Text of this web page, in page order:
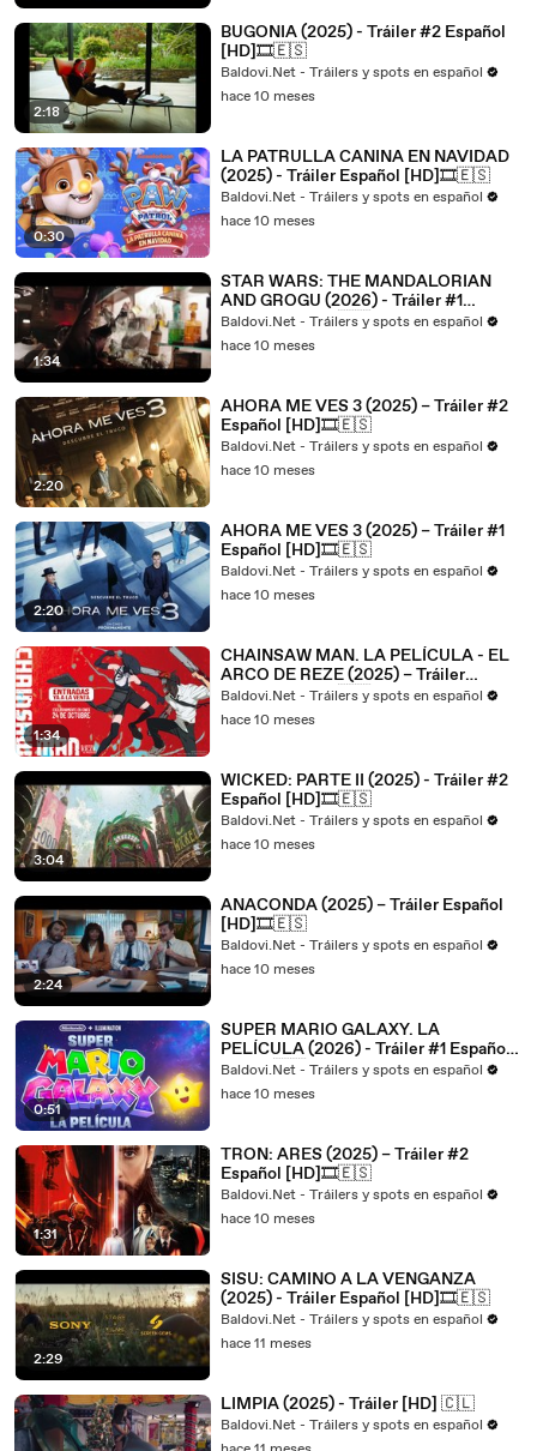
2:18
BUGONIA (2025) - Tráiler #2 Español
[HD]🎞️🇪🇸
Baldovi.Net - Tráilers y spots en español
hace 10 meses
0:30
LA PATRULLA CANINA EN NAVIDAD
(2025) - Tráiler Español [HD]🎞️🇪🇸
Baldovi.Net - Tráilers y spots en español
hace 10 meses
1:34
STAR WARS: THE MANDALORIAN
AND GROGU (2026) - Tráiler #1
Español [HD]🎞️🇪🇸
Baldovi.Net - Tráilers y spots en español
hace 10 meses
2:20
AHORA ME VES 3 (2025) – Tráiler #2
Español [HD]🎞️🇪🇸
Baldovi.Net - Tráilers y spots en español
hace 10 meses
2:20
AHORA ME VES 3 (2025) – Tráiler #1
Español [HD]🎞️🇪🇸
Baldovi.Net - Tráilers y spots en español
hace 10 meses
1:34
CHAINSAW MAN. LA PELÍCULA - EL
ARCO DE REZE (2025) – Tráiler
Español [HD]🎞️🇪🇸
Baldovi.Net - Tráilers y spots en español
hace 10 meses
3:04
WICKED: PARTE II (2025) - Tráiler #2
Español [HD]🎞️🇪🇸
Baldovi.Net - Tráilers y spots en español
hace 10 meses
2:24
ANACONDA (2025) – Tráiler Español
[HD]🎞️🇪🇸
Baldovi.Net - Tráilers y spots en español
hace 10 meses
0:51
SUPER MARIO GALAXY. LA
PELÍCULA (2026) - Tráiler #1 Español
[HD]🎞️🇪🇸
Baldovi.Net - Tráilers y spots en español
hace 10 meses
1:31
TRON: ARES (2025) – Tráiler #2
Español [HD]🎞️🇪🇸
Baldovi.Net - Tráilers y spots en español
hace 10 meses
2:29
SISU: CAMINO A LA VENGANZA
(2025) - Tráiler Español [HD]🎞️🇪🇸
Baldovi.Net - Tráilers y spots en español
hace 11 meses
LIMPIA (2025) - Tráiler [HD] 🇨🇱
Baldovi.Net - Tráilers y spots en español